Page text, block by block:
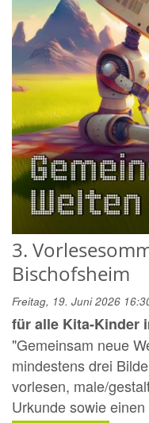
3.
Bischofsheim
Freitag, 19. Juni 2026
für alle Kita-Kinder
"Gemeinsam neue
mindestens drei
vorlesen, male/
Urkunde sowie